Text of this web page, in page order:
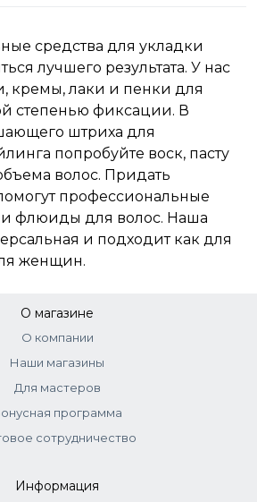
средства для укладки
лучшего результата. У нас
кремы, лаки и пенки для
степенью фиксации. В
штриха для
попробуйте воск, пасту
волос. Придать
профессиональные
флюиды для волос. Наша
и подходит как для
женщин.
О магазине
О компании
Наши магазины
Для мастеров
программа
сотрудничество
Информация